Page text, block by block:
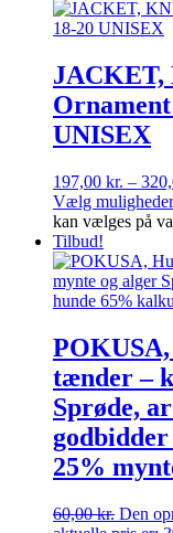
JACKET,
UNISEX
197,00 kr. –
Vælg muligheder
kan vælges på
Tilbud!
tænder –
Sprøde,
25%
60,00kr. Den